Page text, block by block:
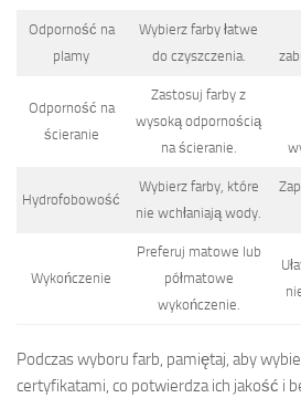
Odporność na
plamy
Wybierz farby łatwe
do czyszczenia.
Odporność na
ścieranie
Zastosuj farby z
wysoką odpornością
na ścieranie.
Hydrofobowość
Wybierz farby, które
nie wchłaniają wody.
Wykończenie
Preferuj matowe lub
półmatowe
wykończenie.
Podczas wyboru farb, pamiętaj, aby
certyfikatami, co potwierdza ich jakość i